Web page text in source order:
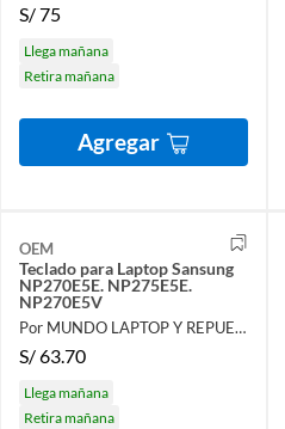
S/75
Llega mañana
Retira mañana
Agregar
OEM
Teclado para Laptop Sansung
NP270E5E. NP275E5E.
NP270E5V
Por MUNDO LAPTOP Y REPUESTOS
S/63.70
Llega mañana
Retira mañana